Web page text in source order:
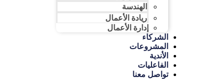
الهندسة
ريادة الأعمال​
إدارة الأعمال​
الشركاء
المشروعات
الأندية
الفاعليات
تواصل معنا